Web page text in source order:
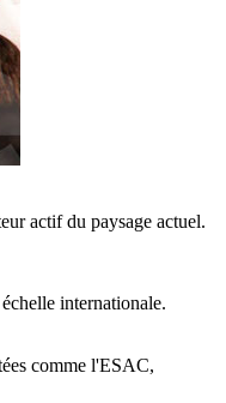
actif du paysage actuel.
internationale.
comme l'ESAC,